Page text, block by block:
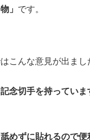
」 です。
こんな意見が出まし
念切手を持ってい
めずに貼れるので